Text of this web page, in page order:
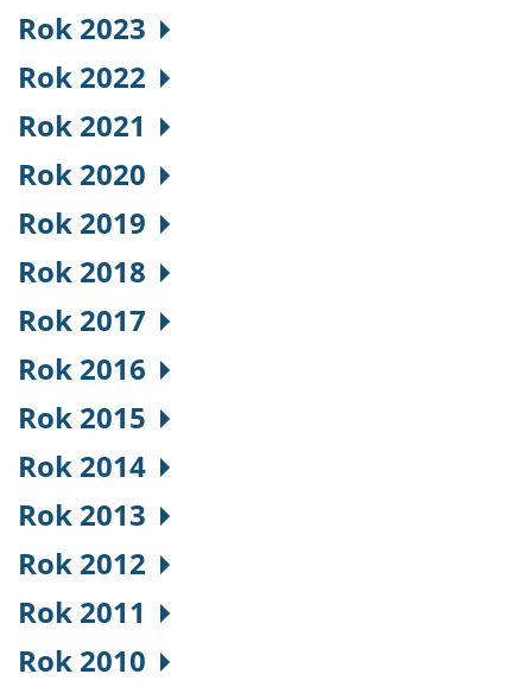
Rok 2023
Rok 2022
Rok 2021
Rok 2020
Rok 2019
Rok 2018
Rok 2017
Rok 2016
Rok 2015
Rok 2014
Rok 2013
Rok 2012
Rok 2011
Rok 2010